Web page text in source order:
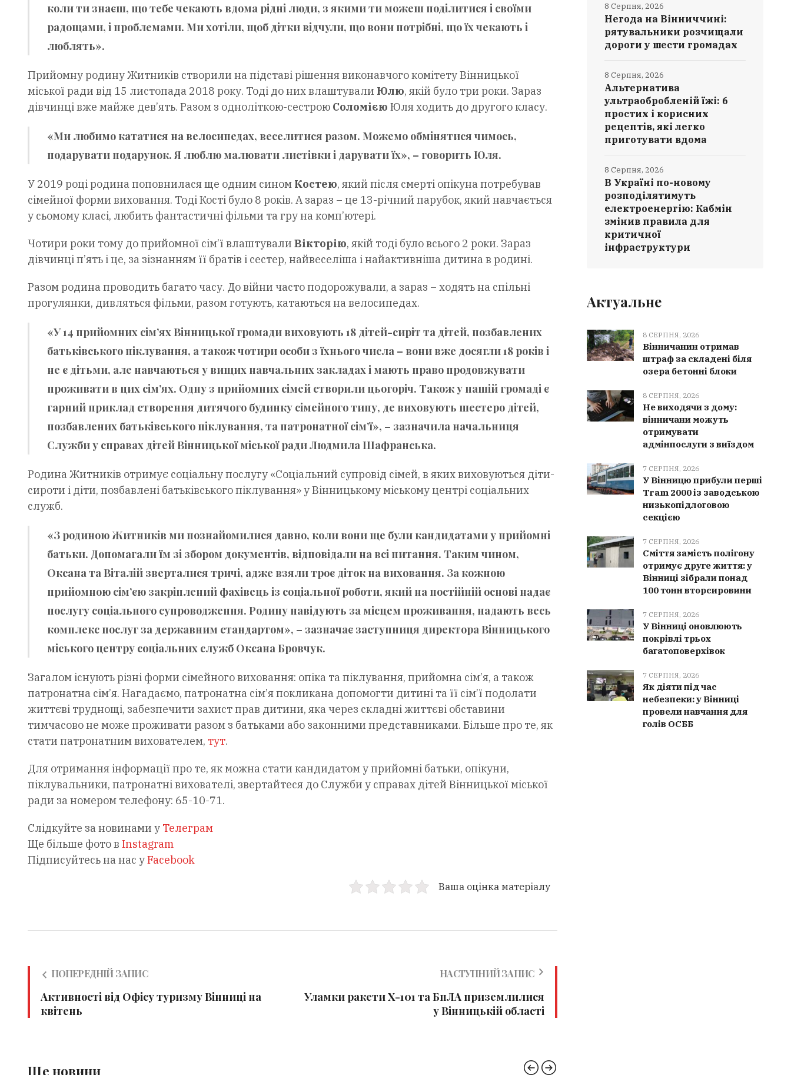
коли ти знаєш, що тебе чекають вдома рідні люди, з якими ти можеш поділитися і своїми
радощами, і проблемами. Ми хотіли, щоб дітки відчули, що вони потрібні, що їх чекають і
люблять».
Прийомну родину Житників створили на підставі рішення виконавчого комітету Вінницької
міської ради від 15 листопада 2018 року. Тоді до них влаштували Юлю, якій було три роки. Зараз
дівчинці вже майже дев’ять. Разом з одноліткою-сестрою Соломією Юля ходить до другого класу.
«Ми любимо кататися на велосипедах, веселитися разом. Можемо обмінятися чимось,
подарувати подарунок. Я люблю малювати листівки і дарувати їх», – говорить Юля.
У 2019 році родина поповнилася ще одним сином Костею, який після смерті опікуна потребував
сімейної форми виховання. Тоді Кості було 8 років. А зараз – це 13-річний парубок, який навчається
у сьомому класі, любить фантастичні фільми та гру на комп’ютері.
Чотири роки тому до прийомної сім’ї влаштували Вікторію, якій тоді було всього 2 роки. Зараз
дівчинці п’ять і це, за зізнанням її братів і сестер, найвеселіша і найактивніша дитина в родині.
Разом родина проводить багато часу. До війни часто подорожували, а зараз – ходять на спільні
прогулянки, дивляться фільми, разом готують, катаються на велосипедах.
«У 14 прийомних сім’ях Вінницької громади виховують 18 дітей-сиріт та дітей, позбавлених
батьківського піклування, а також чотири особи з їхнього числа – вони вже досягли 18 років і
не є дітьми, але навчаються у вищих навчальних закладах і мають право продовжувати
проживати в цих сім’ях. Одну з прийомних сімей створили цьогоріч. Також у нашій громаді є
гарний приклад створення дитячого будинку сімейного типу, де виховують шестеро дітей,
позбавлених батьківського піклування, та патронатної сім’ї», – зазначила начальниця
Служби у справах дітей Вінницької міської радиЛюдмила Шафранська.
Родина Житників отримує соціальну послугу «Соціальний супровід сімей, в яких виховуються діти-
сироти і діти, позбавлені батьківського піклування» у Вінницькому міському центрі соціальних
служб.
«З родиною Житників ми познайомилися давно, коли вони ще були кандидатами у прийомні
батьки. Допомагали їм зі збором документів, відповідали на всі питання. Таким чином,
Оксана та Віталій зверталися тричі, адже взяли троє діток на виховання. За кожною
прийомною сім’єю закріплений фахівець із соціальної роботи, який на постійній основі надає
послугу соціального супроводження. Родину навідують за місцем проживання, надають весь
комплекс послуг за державним стандартом», – зазначає заступниця директора Вінницького
міського центру соціальних служб Оксана Бровчук.
Загалом існують різні форми сімейного виховання: опіка та піклування, прийомна сім’я, а також
патронатна сім’я. Нагадаємо, патронатна сім’я покликана допомогти дитині та її сім’ї подолати
життєві труднощі, забезпечити захист прав дитини, яка через складні життєві обставини
тимчасово не може проживати разом з батьками або законними представниками. Більше про те, як
стати патронатним вихователем, тут.
Для отримання інформації про те, як можна стати кандидатом у прийомні батьки, опікуни,
піклувальники, патронатні вихователі, звертайтеся до Служби у справах дітей Вінницької міської
ради за номером телефону: 65-10-71.
Слідкуйте за новинами у Телеграм
Ще більше фото в Instagram
Підписуйтесь на нас уFacebook
Ваша оцінка матеріалу
ПОПЕРЕДНІЙ ЗАПИС
Активності від Офісу туризму Вінниці на
квітень
НАСТУПНИЙ ЗАПИС
Уламки ракети Х-101 та БпЛА приземлилися
у Вінницькій області
Ще новини
Негода на Вінниччині:
рятувальники розчищали
дороги у шести громадах
8 Серпня, 2026
Альтернатива
ультраобробленій їжі: 6
простих і корисних
рецептів, які легко
приготувати вдома
8 Серпня, 2026
В Україні по-новому
розподілятимуть
електроенергію: Кабмін
змінив правила для
критичної
інфраструктури
8 Серпня, 2026
Актуальне
8 СЕРПНЯ, 2026
Вінничанин отримав
штраф за складені біля
озера бетонні блоки
8 СЕРПНЯ, 2026
Не виходячи з дому:
вінничани можуть
отримувати
адмінпослуги з виїздом
7 СЕРПНЯ, 2026
У Вінницю прибули перші
Tram 2000 із заводською
низькопідлоговою
секцією
7 СЕРПНЯ, 2026
Сміття замість полігону
отримує друге життя: у
Вінниці зібрали понад
100 тонн вторсировини
7 СЕРПНЯ, 2026
У Вінниці оновлюють
покрівлі трьох
багатоповерхівок
7 СЕРПНЯ, 2026
Як діяти під час
небезпеки: у Вінниці
провели навчання для
голів ОСББ